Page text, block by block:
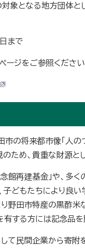
象となる地方団体
まで
ージをご参照ください
市の将来都市像「人
のため、貴重な財源
再建基金」や、多
子どもたちにより良
野田市特産の黒酢米
する方には記念品
て民間企業から寄附